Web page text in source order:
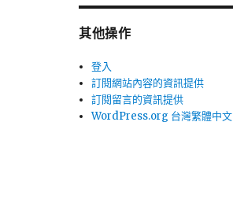
其他操作
登入
訂閱網站內容的資訊提供
訂閱留言的資訊提供
WordPress.org 台灣繁體中文